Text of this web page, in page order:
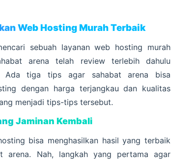
Web Hosting Murah Terbaik
sebuah layanan web hosting murah
arena telah review terlebih dahulu
Ada tiga tips agar sahabat arena bisa
dengan harga terjangkau dan kualitas
menjadi tips-tips tersebut.
Jaminan Kembali
bisa menghasilkan hasil yang terbaik
arena. Nah, langkah yang pertama agar